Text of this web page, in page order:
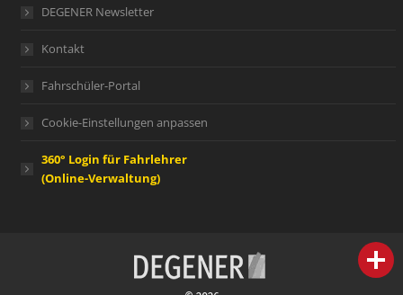
DEGENER Newsletter
Kontakt
Fahrschüler-Portal
Cookie-Einstellungen anpassen
360° Login für Fahrlehrer
(Online-Verwaltung)
person IHR FACHBERATER